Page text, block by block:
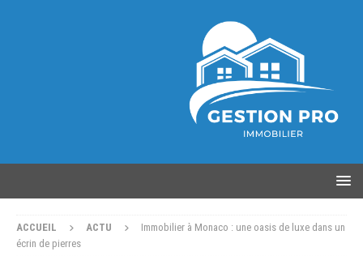
ACCUEIL ACTU
Immobilier à Monaco : une oasis de luxe dans un
écrin de pierres